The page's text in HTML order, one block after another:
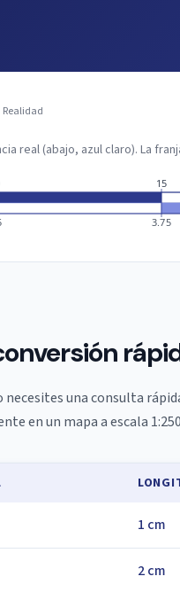
Realidad
real (abajo, azul claro). La
15
3.75
necesites una consulta
en un mapa a escala
1 cm
2 cm